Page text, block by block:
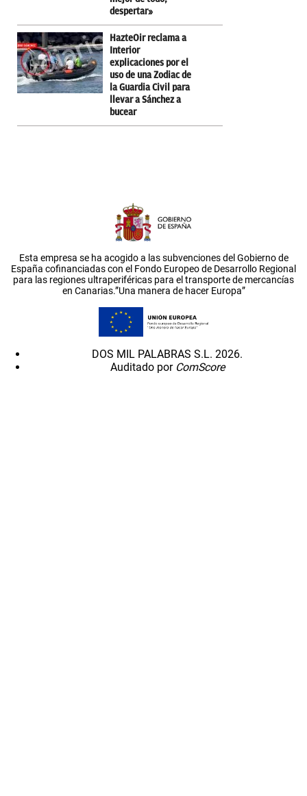
despertar»
HazteOir reclama a
Interior
explicaciones por el
uso de una Zodiac de
la Guardia Civil para
llevar a Sánchez a
bucear
Esta empresa se ha acogido a las subvenciones del Gobierno de
España cofinanciadas con el Fondo Europeo de Desarrollo Regional
para las regiones ultraperiféricas para el transporte de mercancías
en Canarias.”Una manera de hacer Europa”
DOS MIL PALABRAS S.L. 2026.
Auditado por ComScore